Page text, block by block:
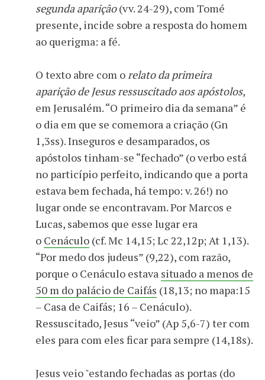
segunda aparição(vv. 24-29), com Tomé
presente, incide sobre a resposta do homem
ao querigma: a fé.
O texto abre com orelato da primeira
aparição de Jesus ressuscitado aos apóstolos,
em Jerusalém. “O primeiro dia da semana” é
o dia em que se comemora a criação (Gn
1,3ss). Inseguros e desamparados, os
apóstolos tinham-se “fechado” (o verbo está
no particípio perfeito, indicando que a porta
estava bem fechada, há tempo: v. 26!) no
lugar onde se encontravam. Por Marcos e
Lucas, sabemos que esse lugar era
o Cenáculo (cf. Mc 14,15; Lc 22,12p; At 1,13).
“Por medo dos judeus” (9,22), com razão,
porque o Cenáculo estava situado a menos de
50 m do palácio de Caifás (18,13; no mapa:15
– Casa de Caifás; 16 – Cenáculo).
Ressuscitado, Jesus “veio” (Ap 5,6-7) ter com
eles para com eles ficar para sempre (14,18s).
Jesus veio "estando fechadas as portas (do